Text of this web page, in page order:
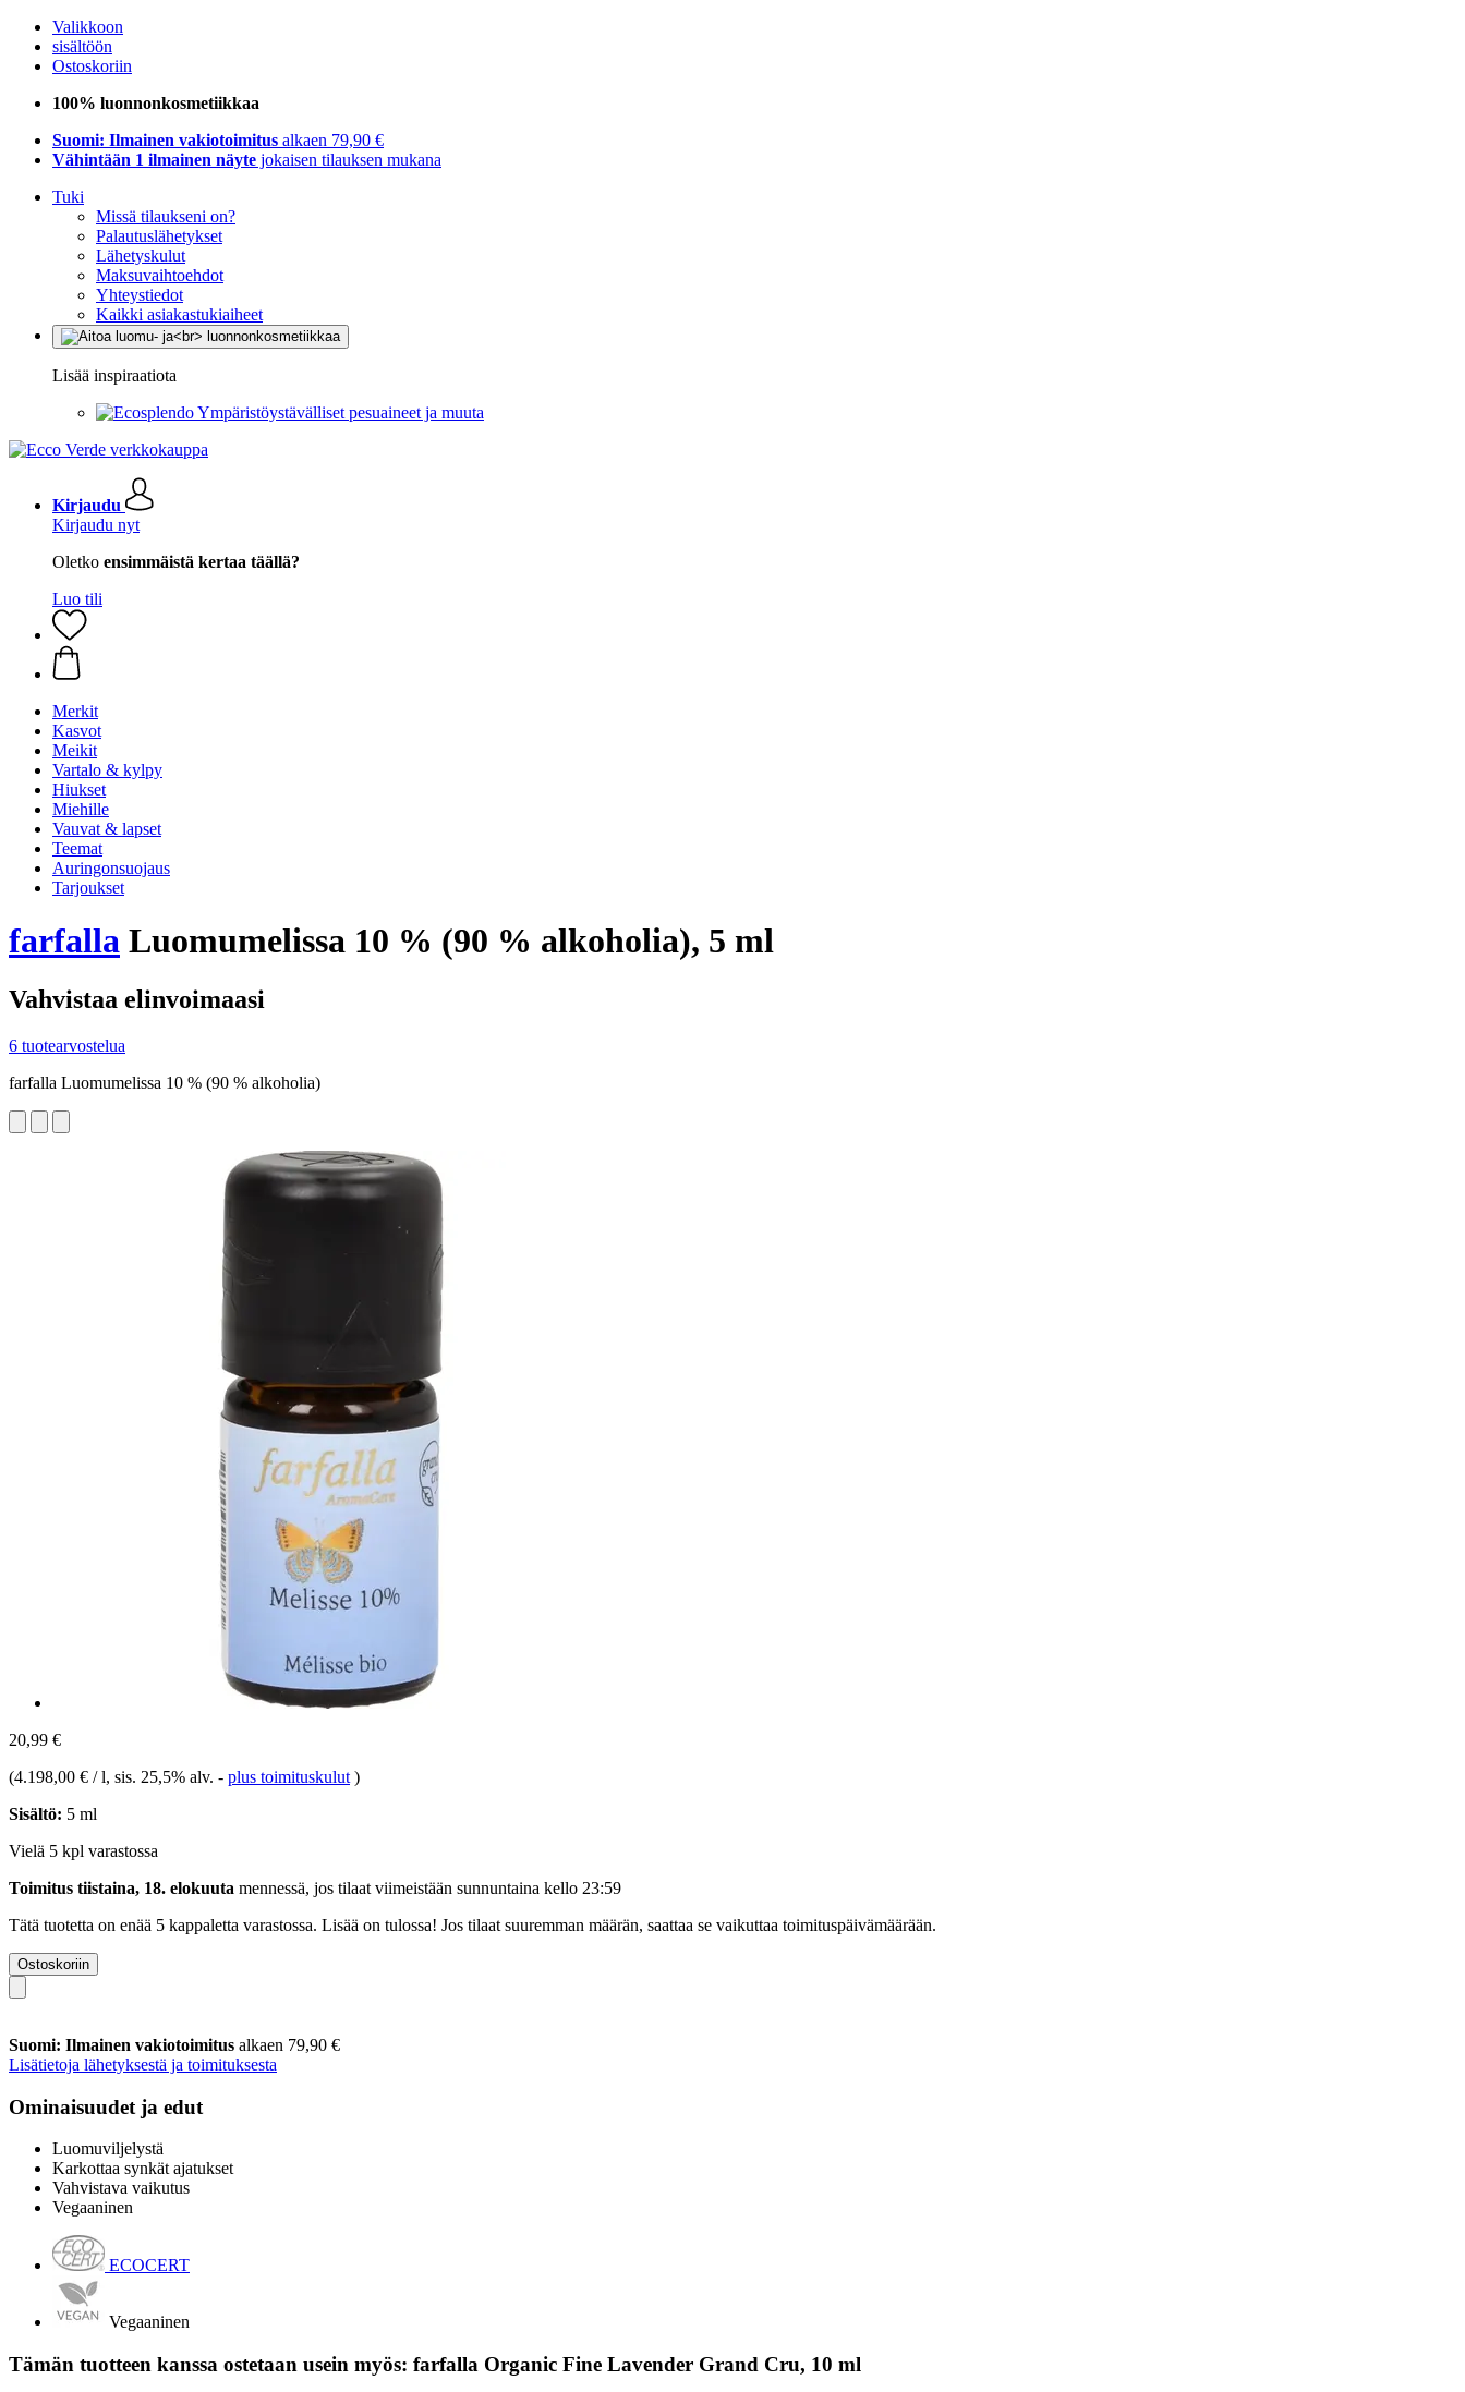
Valikkoon
sisältöön
Ostoskoriin
100% luonnonkosmetiikkaa
Suomi: Ilmainen vakiotoimitus alkaen 79,90 €
Vähintään 1 ilmainen näyte jokaisen tilauksen mukana
Tuki
Missä tilaukseni on?
Palautuslähetykset
Lähetyskulut
Maksuvaihtoehdot
Yhteystiedot
Kaikki asiakastukiaiheet
Lisää inspiraatiota
Ympäristöystävälliset pesuaineet ja muuta
Kirjaudu
Kirjaudu nyt
Oletko ensimmäistä kertaa täällä?
Luo tili
Merkit
Kasvot
Meikit
Vartalo & kylpy
Hiukset
Miehille
Vauvat & lapset
Teemat
Auringonsuojaus
Tarjoukset
farfalla Luomumelissa 10 % (90 % alkoholia), 5 ml
Vahvistaa elinvoimaasi
6 tuotearvostelua
farfalla Luomumelissa 10 % (90 % alkoholia)
20,99 €
(4.198,00 € / l, sis. 25,5% alv. - plus toimituskulut )
Sisältö: 5 ml
Vielä 5 kpl varastossa
Toimitus tiistaina, 18. elokuuta mennessä, jos tilaat viimeistään sunnuntaina kello 23:59
Tätä tuotetta on enää 5 kappaletta varastossa. Lisää on tulossa! Jos tilaat suuremman määrän, saattaa se vaikuttaa toimituspäivämäärään.
Ostoskoriin
Suomi: Ilmainen vakiotoimitus alkaen 79,90 €
Lisätietoja lähetyksestä ja toimituksesta
Ominaisuudet ja edut
Luomuviljelystä
Karkottaa synkät ajatukset
Vahvistava vaikutus
Vegaaninen
ECOCERT
Vegaaninen
Tämän tuotteen kanssa ostetaan usein myös: farfalla Organic Fine Lavender Grand Cru, 10 ml